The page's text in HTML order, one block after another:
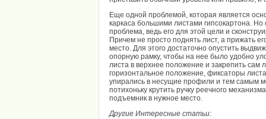
Еще одной проблемой, которая является
каркаса большими листами гипсокартона.
проблема, ведь его для этой цели и
Причем не просто поднять лист, а прижать
место. Для этого достаточно опустить
опорную рамку, чтобы на нее было удобно
листа в верхнее положение и закрепить сам
горизонтальное положение, фиксаторы
упирались в несущие профили и тем самым
потихоньку крутить ручку реечного
подъемник в нужное место.
Другие Интересные статьи: